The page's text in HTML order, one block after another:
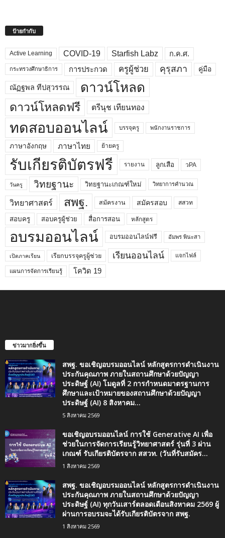
ป้ายกำกับ
Active Learning COVID-19 Starfish Labz ก.ค.ศ.
กระทรวงศึกษาธิการ การประกวด ครูผู้ช่วย คุรุสภา คู่มือ
ณัฏฐพล ทีปสุวรรณ ดาวน์โหลด
ดาวน์โหลดฟรี ตรีนุช เทียนทอง
ทดสอบออนไลน์ บรรจุครู พนักงานราชการ
ภาษาอังกฤษ ภาษาไทย ย้ายครู
รับเกียรติบัตรฟรี รายงาน ลูกเสือ วPA
วันครู วิทยฐานะ วิทยฐานะเกณฑ์ใหม่ วิทยาการคำนวณ
วิทยาศาสตร์ สพฐ. สมัครงาน สมัครสอบ สสวท
สอบครู สอบครูผู้ช่วย สื่อการสอน หลักสูตร
อบรมออนไลน์ อบรมออนไลน์ฟรี อัมพร พินะสา
เปิดภาคเรียน เรียกบรรจุครูผู้ช่วย เรียนออนไลน์ แจกไฟล์
แผนการจัดการเรียนรู้ โควิด 19
ข่าวมากยิ่งขึ้น
สพฐ. ขอเชิญอบรมออนไลน์ หลักสูตรการดำเนินงาน
ประกันคุณภาพ ภายในสถานศึกษาด้วยปัญญา
ประดิษฐ์ (AI) โมดูลที่ 2 การกำหนดมาตรฐานการ
ศึกษาและเป้าหมายของสถานศึกษาด้วยปัญญา
ประดิษฐ์ (AI) 8 สิงหาคม...
5 สิงหาคม 2569
ขอเชิญอบรมออนไลน์ การใช้ Generative AI เพื่อ
ช่วยในการจัดการเรียนรู้วิทยาศาสตร์ รุ่นที่ 3 ผ่าน
เกณฑ์ รับเกียรติบัตรจาก สสวท. (วันที่รับสมัคร...
1 สิงหาคม 2569
สพฐ. ขอเชิญอบรมออนไลน์ หลักสูตรการดำเนินงาน
ประกันคุณภาพ ภายในสถานศึกษาด้วยปัญญา
ประดิษฐ์ (AI) ทุกวันเสาร์ตลอดเดือนสิงหาคม 2569 ผู้
ผ่านการอบรมจะได้รับเกียรติบัตรจาก สพฐ.
1 สิงหาคม 2569